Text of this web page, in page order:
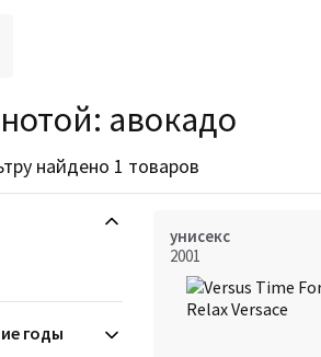
авокадо
найдено 1 товаров
годы
унисекс
2001